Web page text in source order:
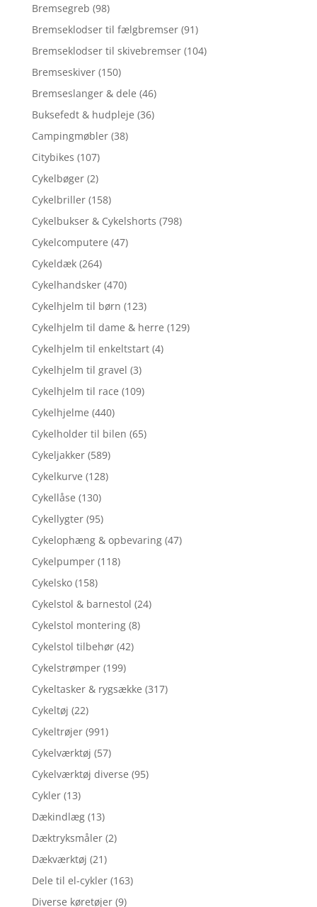
Bremsegreb (98)
Bremseklodser til fælgbremser (91)
Bremseklodser til skivebremser (104)
Bremseskiver (150)
Bremseslanger & dele (46)
Buksefedt & hudpleje (36)
Campingmøbler (38)
Citybikes (107)
Cykelbøger (2)
Cykelbriller (158)
Cykelbukser & Cykelshorts (798)
Cykelcomputere (47)
Cykeldæk (264)
Cykelhandsker (470)
Cykelhjelm til børn (123)
Cykelhjelm til dame & herre (129)
Cykelhjelm til enkeltstart (4)
Cykelhjelm til gravel (3)
Cykelhjelm til race (109)
Cykelhjelme (440)
Cykelholder til bilen (65)
Cykeljakker (589)
Cykelkurve (128)
Cykellåse (130)
Cykellygter (95)
Cykelophæng & opbevaring (47)
Cykelpumper (118)
Cykelsko (158)
Cykelstol & barnestol (24)
Cykelstol montering (8)
Cykelstol tilbehør (42)
Cykelstrømper (199)
Cykeltasker & rygsække (317)
Cykeltøj (22)
Cykeltrøjer (991)
Cykelværktøj (57)
Cykelværktøj diverse (95)
Cykler (13)
Dækindlæg (13)
Dæktryksmåler (2)
Dækværktøj (21)
Dele til el-cykler (163)
Diverse køretøjer (9)